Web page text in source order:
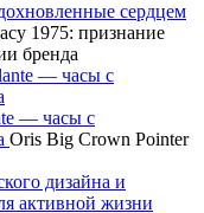
сердцем
1975: признание
бренда
— часы с
Oris Big Crown Pointer